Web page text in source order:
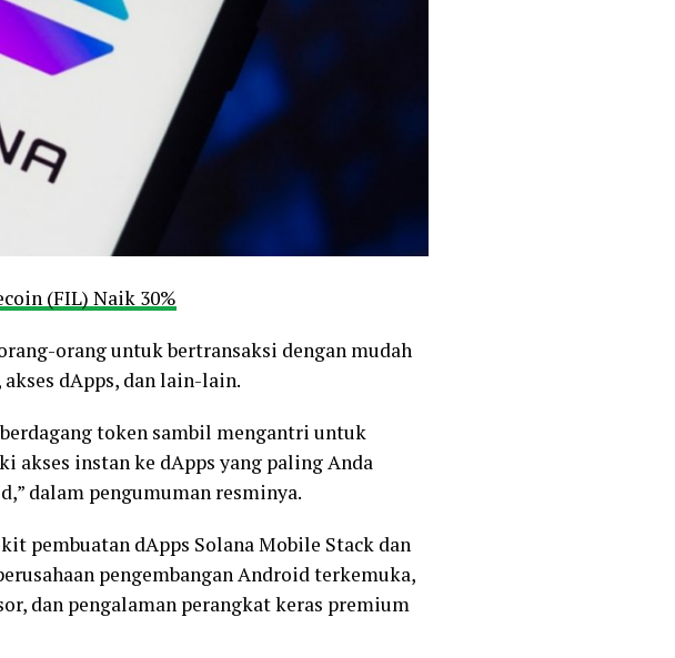
(FIL) Naik 30%
orang untuk bertransaksi dengan mudah
akses dApps, dan lain-lain.
token sambil mengantri untuk
akses instan ke dApps yang paling Anda
dalam pengumuman resminya.
pembuatan dApps Solana Mobile Stack dan
pengembangan Android terkemuka,
dan pengalaman perangkat keras premium